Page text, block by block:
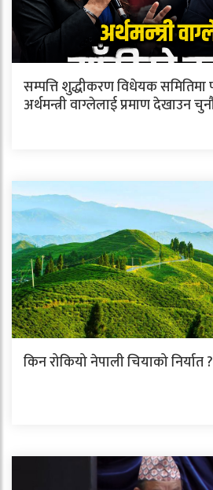
सम्पत्ति शुद्धीकरण विधेयक समितिमा
अर्थमन्त्री वाग्लेलाई प्रमाण देखाउन
किन रोकियो नेपाली चियाको निर्यात ?